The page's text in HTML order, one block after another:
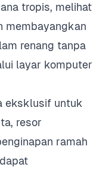
tropis, melihat
membayangkan
renang tanpa
layar komputer
eksklusif untuk
resor
ramah